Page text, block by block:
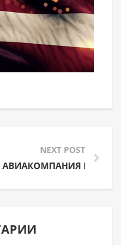
В ПРАЗДНИЧНЫЕ
NEXT POST
АВИАКОМПАНИЯ